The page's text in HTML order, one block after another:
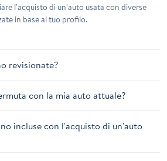
l'acquisto di un'auto usata con diverse
in base al tuo profilo.
revisionate?
con la mia auto attuale?
incluse con l'acquisto di un'auto